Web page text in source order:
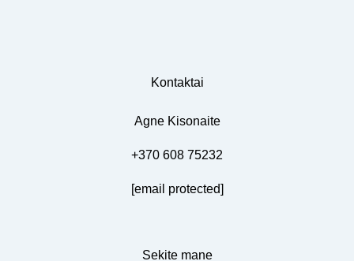
Kontaktai
Agne Kisonaite
+370 608 75232
[email protected]
Sekite mane